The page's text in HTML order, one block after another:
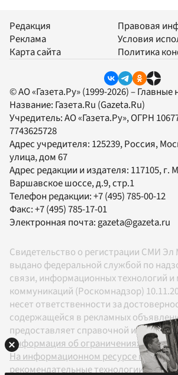
Редакция
Реклама
Карта сайта
Правовая
Условия
Политика
© АО «Газета.Ру» (1999-2026) – Главные
Название: Газета.Ru (Gazeta.Ru)
Учредитель:АО «Газета.Ру», ОГРН
7743625728
Адрес учредителя: 125239, Россия,
улица, дом 67
Адрес редакции и издателя: 117105, г.
Варшавское шоссе, д.9, стр.1
Телефон редакции:+7 (495) 785-00-12
Факс:+7 (495) 785-17-01
Электронная почта: gazeta@gazeta.ru
Свидетельство о регистрации СМИ
выдано федеральной службой по
связи, информационных технологий и
коммуникаций (Роскомнадзор)
несет ответственности за
содержащейся в рекламных
предоставляет справочной
Информация об ограничениях
На информационном ресурсе
рекомендательные технологии в